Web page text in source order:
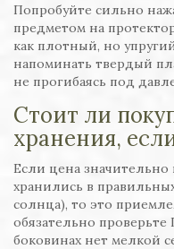
Попробуйте сильно
предметом на
как плотный, но
напоминать твердый
не прогибаясь под
Стоит ли
хранения,
Если цена
хранились в
солнца), то это
обязательно проверьте
боковинах нет мелкой